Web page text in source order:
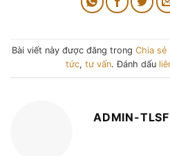
Bài viết này được đăng trong Chia sẻ
tức, tư vấn. Đánh dấu
ADMIN-TLSF